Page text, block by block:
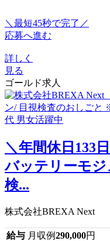
＼最短45秒で完了／
応募へ進む
詳しく
見る
ゴールド求人
＼年間休日133
バッテリーモ
検...
株式会社BREXA Next
給与 月収例290,000円